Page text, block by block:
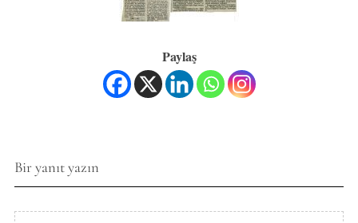
Paylaş
Bir yanıt yazın